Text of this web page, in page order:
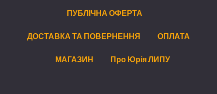
ПУБЛІЧНА ОФЕРТА
ДОСТАВКА ТА ПОВЕРНЕННЯ ОПЛАТА
МАГАЗИН Про Юрія ЛИПУ